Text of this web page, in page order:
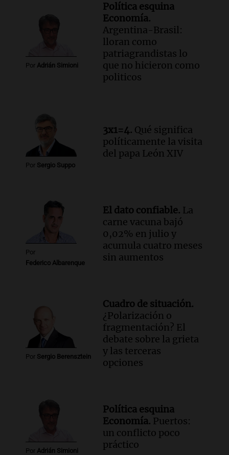
Episodios
Audio.Monseñor Fenoy celebra la visita
de León XIV a Argentina y reflexiona
sobre su impacto espiritual
Panorama Federal
jubilaciones en la provincia
Panorama Federal
Episodios
Audio.
La visita del Papa León XIV a
Argentina causa gran alegría en Santa
Episodios
Audio.Visita del Papa León XIV: el
organizador de la gira de Juan Pablo II
recordó el desafío logístico
Viva la Radio
Episodios
Por Adrián Simioni
Política esquina
Economía.
Argentina-Brasil:
lloran como
patriagrandistas lo
que no hicieron como
politicos
Por Sergio Suppo
3x1=4. Qué significa
políticamente la visita
del papa León XIV
Por
Federico Albarenque
El dato confiable. La
carne vacuna bajó
0,02% en julio y
acumula cuatro meses
sin aumentos
Por Sergio Berensztein
Cuadro de situación.
¿Polarización o
fragmentación? El
debate sobre la grieta
y las terceras
opciones
Por Adrián Simioni
Política esquina
Economía. Puertos:
un conflicto poco
práctico